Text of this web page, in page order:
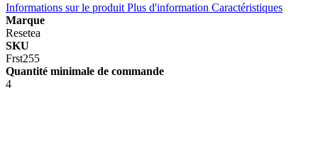
Informations sur le produit Plus d'information Caractéristiques
Marque
Resetea
SKU
Frst255
Quantité minimale de commande
4